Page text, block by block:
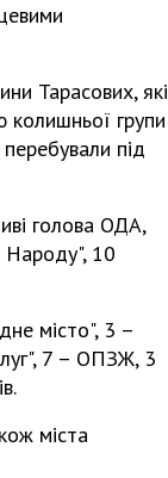
Тарасових, які
колишньої групи
під
голова ОДА,
Народу", 10
місто", 3 –
7 – ОПЗЖ, 3
міста